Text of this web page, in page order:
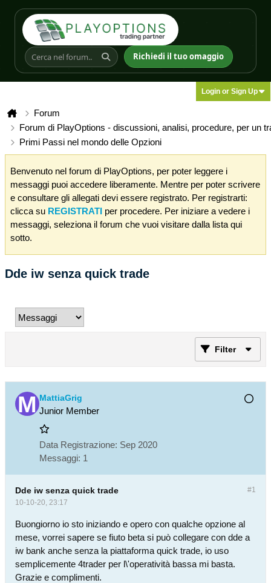
Richiedi il tuo omaggio
Login or Sign Up
Forum
Forum di PlayOptions - discussioni, analisi, procedure, per un
Primi Passi nel mondo delle Opzioni
Benvenuto nel forum di PlayOptions, per poter leggere i
messaggi puoi accedere liberamente. Mentre per poter scrivere
e consultare gli allegati devi essere registrato. Per registrarti:
clicca su REGISTRATI per procedere. Per iniziare a vedere i
messaggi, seleziona il forum che vuoi visitare dalla lista qui
sotto.
Dde iw senza quick trade
Filter
MattiaGrig
Junior Member
Data Registrazione: Sep 2020
Messaggi: 1
#1
Dde iw senza quick trade
10-10-20, 23:17
Buongiorno io sto iniziando e opero con qualche opzione al
mese, vorrei sapere se fiuto beta si può collegare con dde a
iw bank anche senza la piattaforma quick trade, io uso
semplicemente 4trader per l\'operatività bassa mi basta.
Grazie e complimenti.